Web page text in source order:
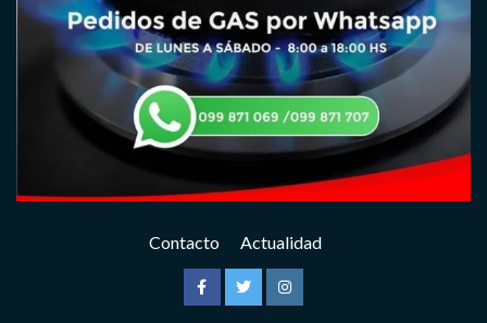
Contacto Actualidad
FacebookTwitterInstagram